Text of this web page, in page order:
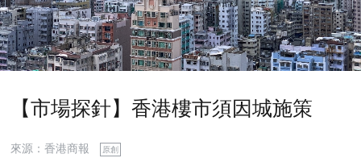
【市場探針】香港樓市須因城施策
來源：香港商報 原創